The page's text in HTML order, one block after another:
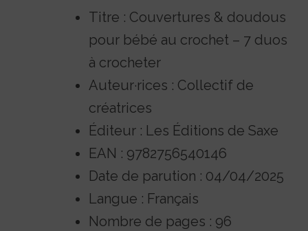
Titre : Couvertures & doudous
pour bébé au crochet – 7 duos
à crocheter
Auteur·rices : Collectif de
créatrices
Éditeur : Les Éditions de Saxe
EAN : 9782756540146
Date de parution : 04/04/2025
Langue : Français
Nombre de pages : 96